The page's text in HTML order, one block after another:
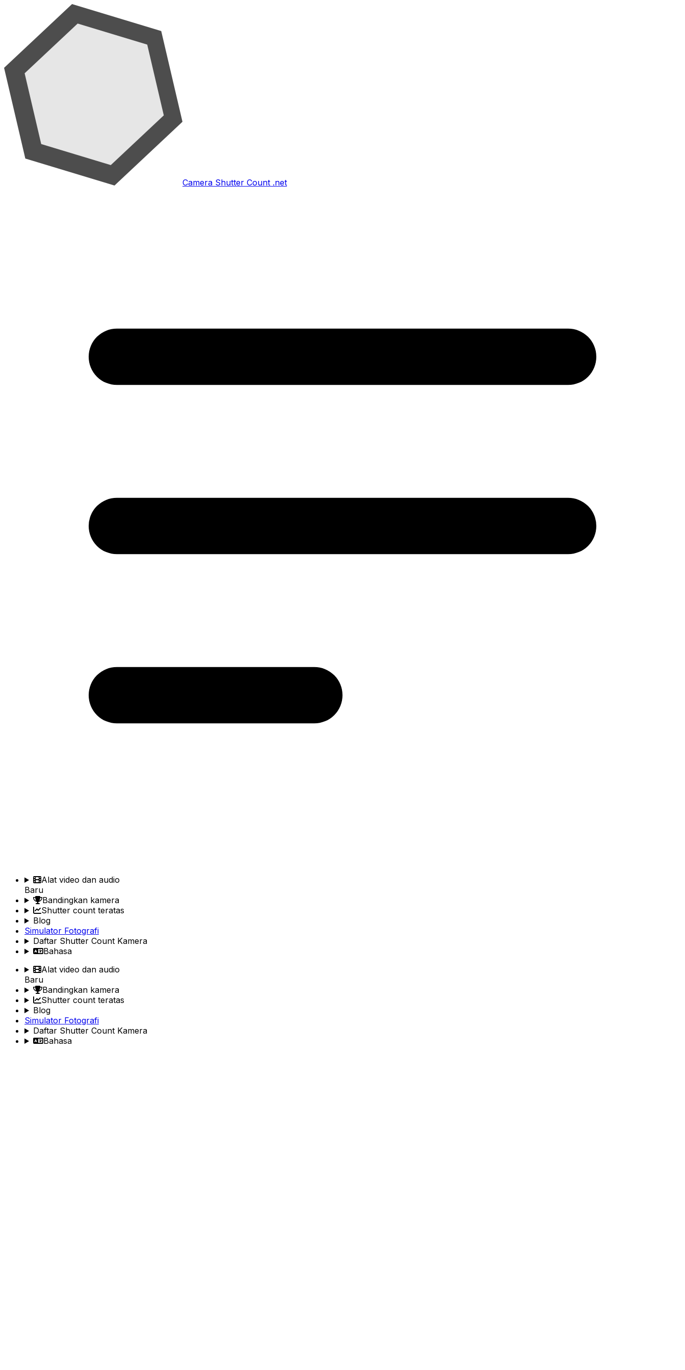
Camera Shutter Count .net
Alat video dan audio
Baru
Bandingkan kamera
Shutter count teratas
Blog
Simulator Fotografi
Daftar Shutter Count Kamera
Bahasa
Alat video dan audio
Baru
Bandingkan kamera
Shutter count teratas
Blog
Simulator Fotografi
Daftar Shutter Count Kamera
Bahasa